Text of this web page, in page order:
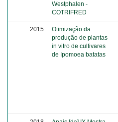
Westphalen -
COTRIFRED
2015
Otimização da
produção de plantas
in vitro de cultivares
de Ipomoea batatas